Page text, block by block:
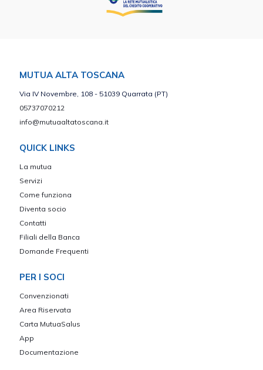
MUTUA ALTA TOSCANA
Via IV Novembre, 108 - 51039 Quarrata (PT)
05737070212
info@mutuaaltatoscana.it
QUICK LINKS
La mutua
Servizi
Come funziona
Diventa socio
Contatti
Filiali della Banca
Domande Frequenti
PER I SOCI
Convenzionati
Area Riservata
Carta MutuaSalus
App
Documentazione